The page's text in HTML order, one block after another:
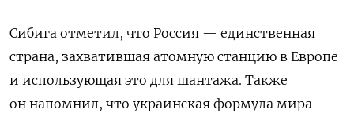
Сибига отметил, что Россия — единственная
страна, захватившая атомную станцию в Европе
и использующая это для шантажа. Также
он напомнил, что украинская формула мира